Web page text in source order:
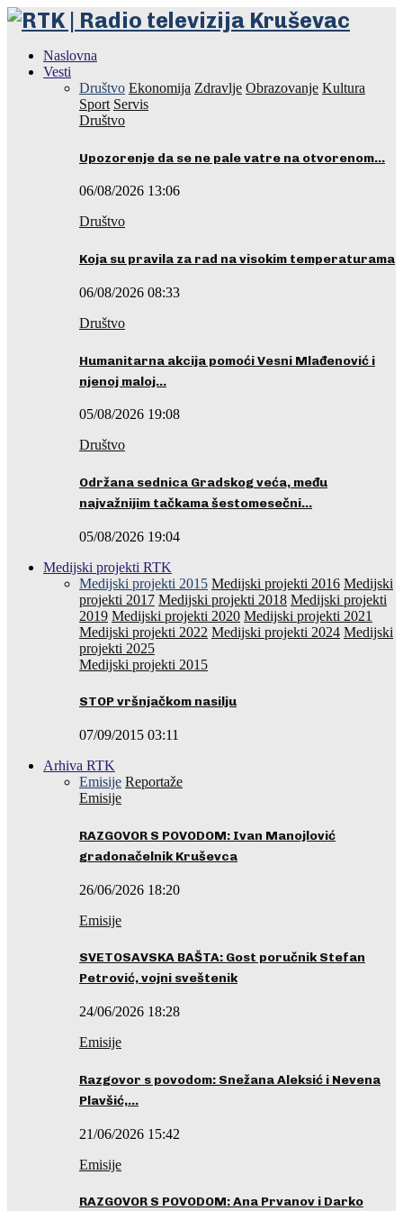
Naslovna
Vesti
Društvo Ekonomija Zdravlje Obrazovanje Kultura
Sport Servis
Društvo
Upozorenje da se ne pale vatre na otvorenom…
06/08/2026 13:06
Društvo
Koja su pravila za rad na visokim temperaturama
06/08/2026 08:33
Društvo
Humanitarna akcija pomoći Vesni Mlađenović i
njenoj maloj…
05/08/2026 19:08
Društvo
Održana sednica Gradskog veća, među
najvažnijim tačkama šestomesečni…
05/08/2026 19:04
Medijski projekti RTK
Medijski projekti 2015 Medijski projekti 2016 Medijski
projekti 2017 Medijski projekti 2018 Medijski projekti
2019 Medijski projekti 2020 Medijski projekti 2021
Medijski projekti 2022 Medijski projekti 2024 Medijski
projekti 2025
Medijski projekti 2015
STOP vršnjačkom nasilju
07/09/2015 03:11
Arhiva RTK
Emisije Reportaže
Emisije
RAZGOVOR S POVODOM: Ivan Manojlović
gradonačelnik Kruševca
26/06/2026 18:20
Emisije
SVETOSAVSKA BAŠTA: Gost poručnik Stefan
Petrović, vojni sveštenik
24/06/2026 18:28
Emisije
Razgovor s povodom: Snežana Aleksić i Nevena
Plavšić,…
21/06/2026 15:42
Emisije
RAZGOVOR S POVODOM: Ana Prvanov i Darko